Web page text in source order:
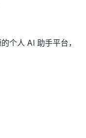
个人 AI 助手平台，